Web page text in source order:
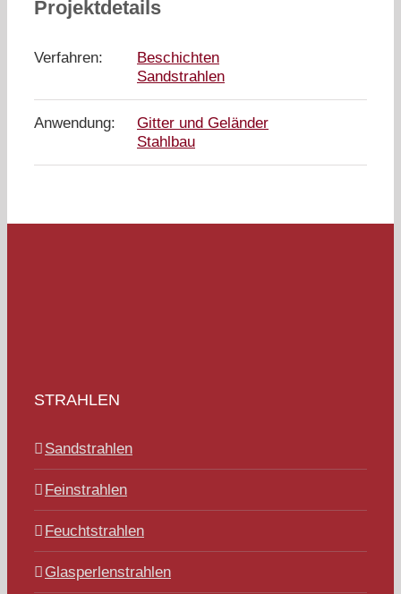
Projektdetails
Verfahren:
Beschichten
Sandstrahlen
Anwendung:
Gitter und Geländer
Stahlbau
STRAHLEN
Sandstrahlen
Feinstrahlen
Feuchtstrahlen
Glasperlenstrahlen